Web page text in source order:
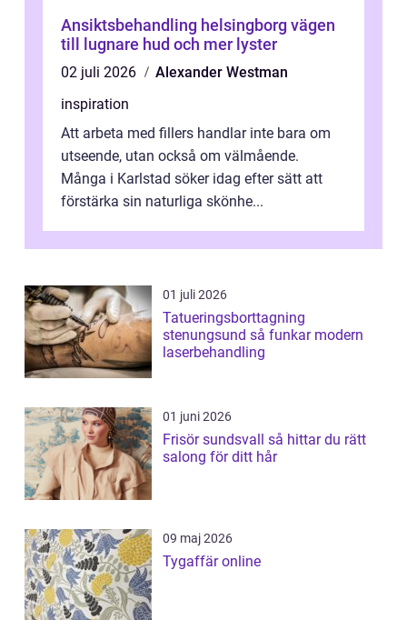
Ansiktsbehandling helsingborg vägen
till lugnare hud och mer lyster
02 juli 2026
Alexander Westman
inspiration
Att arbeta med fillers handlar inte bara om
utseende, utan också om välmående.
Många i Karlstad söker idag efter sätt att
förstärka sin naturliga skönhe...
01 juli 2026
Tatueringsborttagning
stenungsund så funkar modern
laserbehandling
01 juni 2026
Frisör sundsvall så hittar du rätt
salong för ditt hår
09 maj 2026
Tygaffär online